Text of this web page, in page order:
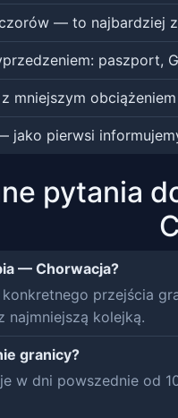
— to najbardziej
paszport,
mniejszym
jako pierwsi
pytania
— Chorwacja?
przejścia
najmniejszą kolejką.
granicy?
w dni powszednie od